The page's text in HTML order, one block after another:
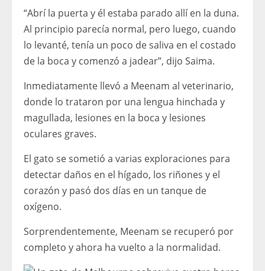
“Abrí la puerta y él estaba parado allí en la duna.
Al principio parecía normal, pero luego, cuando
lo levanté, tenía un poco de saliva en el costado
de la boca y comenzó a jadear”, dijo Saima.
Inmediatamente llevó a Meenam al veterinario,
donde lo trataron por una lengua hinchada y
magullada, lesiones en la boca y lesiones
oculares graves.
El gato se sometió a varias exploraciones para
detectar daños en el hígado, los riñones y el
corazón y pasó dos días en un tanque de
oxígeno.
Sorprendentemente, Meenam se recuperó por
completo y ahora ha vuelto a la normalidad.